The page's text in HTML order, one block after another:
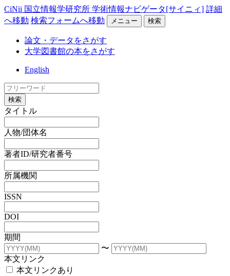
CiNii 国立情報学研究所 学術情報ナビゲータ[サイニィ] 詳細
へ移動 検索フォームへ移動 メニュー 検索
論文・データをさがす
大学図書館の本をさがす
English
検索
タイトル
人物/団体名
著者ID/研究者番号
所属機関
ISSN
DOI
期間
〜
本文リンク
本文リンクあり